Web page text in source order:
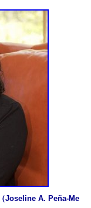
Joseline A. Peña-Me